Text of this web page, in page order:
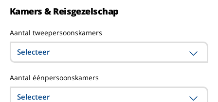
Kamers & Reisgezelschap
Aantal tweepersoonskamers
Selecteer
Aantal éénpersoonskamers
Selecteer